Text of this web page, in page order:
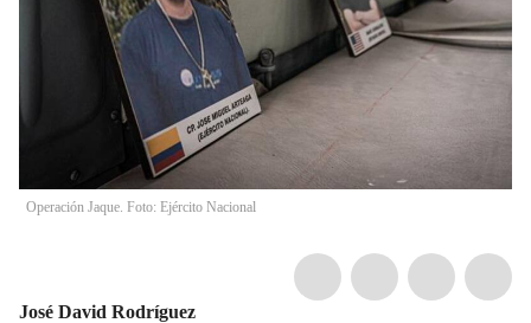
Operación Jaque. Foto: Ejército Nacional
José David Rodríguez